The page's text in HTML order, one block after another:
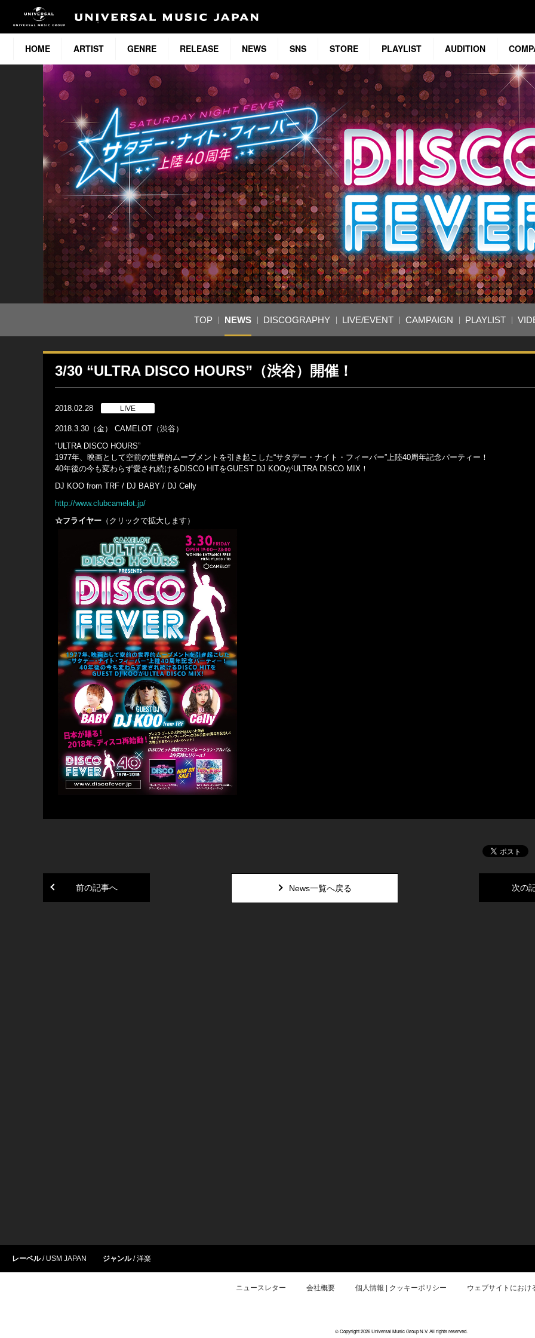
HOME ARTIST GENRE RELEASE NEWS SNS STORE PLAYLIST AUDITION
TOP NEWS DISCOGRAPHY LIVE/EVENT CAMPAIGN PLAYLIST
3/30 “ULTRA DISCO HOURS”（渋谷）開催！
2018.02.28 LIVE
2018.3.30（金） CAMELOT（渋谷）
“ULTRA DISCO HOURS”
1977年、映画として空前の世界的ムーブメントを引き起こした“サタデー・ナイト・フィーバー”上陸40周年記念パーティー！
40年後の今も変わらず愛され続けるDISCO HITをGUEST DJ KOOがULTRA DISCO MIX！
DJ KOO from TRF / DJ BABY / DJ Celly
http://www.clubcamelot.jp/
☆フライヤー （クリックで拡大します）
前の記事へ 次の
News一覧へ戻る
レーベル USM JAPAN ジャンル 洋楽
ニュースレター 会社概要 個人情報 | クッキーポリシー ウェブサイトにおけ
© Copyright 2026 Universal Music Group N.V. All rights reserved.